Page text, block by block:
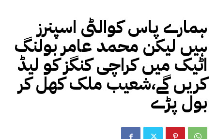
ہمارے پاس کوالٹی اسپنرز
ہیں لیکن محمد عامر بولنگ
اٹیک میں کراچی کنگز کو لیڈ
کریں گے،شعیب ملک کھل کر
بول پڑے